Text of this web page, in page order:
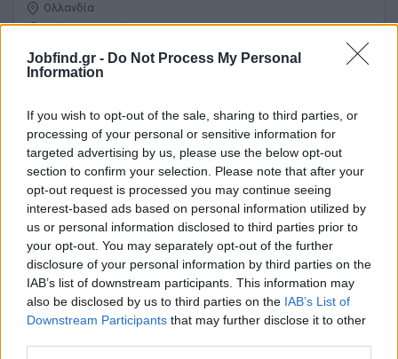
Jobfind.gr - Do Not Process My Personal
Information
If you wish to opt-out of the sale, sharing to third parties, or
processing of your personal or sensitive information for
targeted advertising by us, please use the below opt-out
section to confirm your selection. Please note that after your
opt-out request is processed you may continue seeing
interest-based ads based on personal information utilized by
us or personal information disclosed to third parties prior to
your opt-out. You may separately opt-out of the further
disclosure of your personal information by third parties on the
IAB’s list of downstream participants. This information may
also be disclosed by us to third parties on the IAB’s List of
Downstream Participants that may further disclose it to other
Ολλανδία
Πλήρης απασχόληση
1